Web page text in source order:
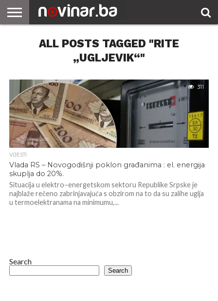
ALL POSTS TAGGED "RITE
„UGLJEVIK“"
311
VIJESTI
Vlada RS – Novogodišnji poklon građanima : el. energija
skuplja do 20%.
Situacija u elektro–energetskom sektoru Republike Srpske je
najblaže rečeno zabrinjavajuća s obzirom na to da su zalihe uglja
u termoelektranama na minimumu,...
Search
Search